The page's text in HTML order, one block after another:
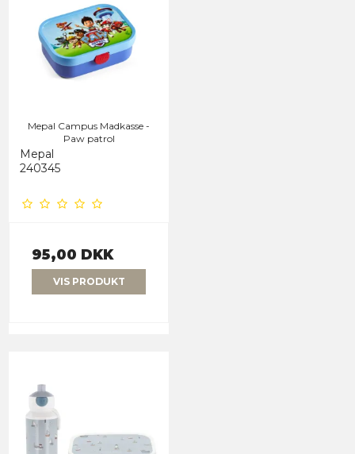
Mepal Campus Madkasse -
Paw patrol
Mepal
240345
95,00 DKK
VIS PRODUKT